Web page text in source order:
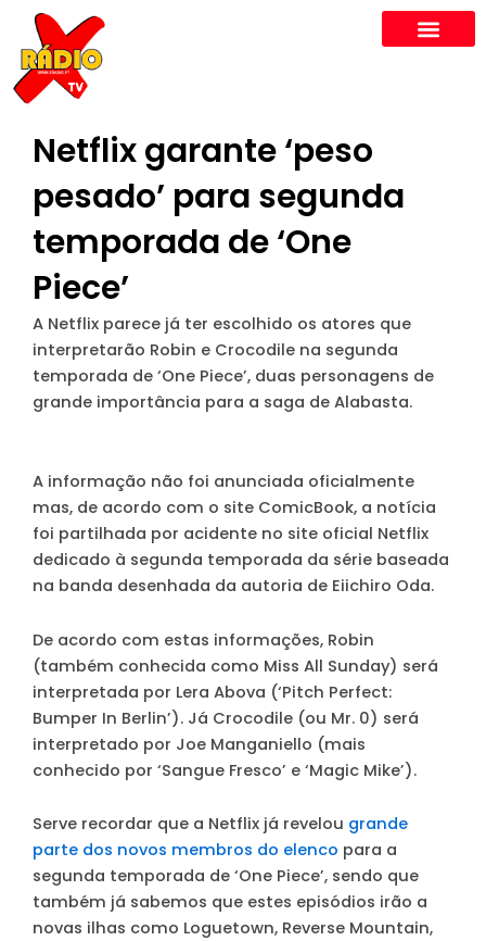
content
Netflix garante ‘peso
pesado’ para segunda
temporada de ‘One
Piece’
A Netflix parece já ter escolhido os atores que
interpretarão Robin e Crocodile na segunda
temporada de ‘One Piece’, duas personagens de
grande importância para a saga de Alabasta.
A informação não foi anunciada oficialmente
mas, de acordo com o site ComicBook, a notícia
foi partilhada por acidente no site oficial Netflix
dedicado à segunda temporada da série baseada
na banda desenhada da autoria de Eiichiro Oda.
De acordo com estas informações, Robin
(também conhecida como Miss All Sunday) será
interpretada por Lera Abova (‘Pitch Perfect:
Bumper In Berlin’). Já Crocodile (ou Mr. 0) será
interpretado por Joe Manganiello (mais
conhecido por ‘Sangue Fresco’ e ‘Magic Mike’).
Serve recordar que a Netflix já revelou grande
parte dos novos membros do elenco para a
segunda temporada de ‘One Piece’, sendo que
também já sabemos que estes episódios irão a
novas ilhas como Loguetown, Reverse Mountain,